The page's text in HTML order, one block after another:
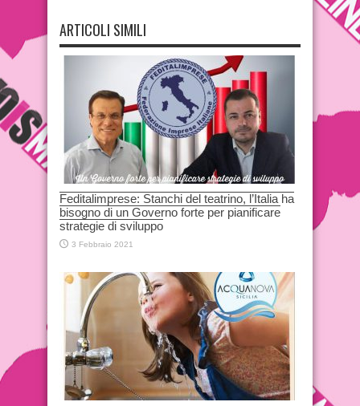
ARTICOLI SIMILI
Feditalimprese: Stanchi del teatrino, l’Italia ha
bisogno di un Governo forte per pianificare
strategie di sviluppo
3 Febbraio 2021